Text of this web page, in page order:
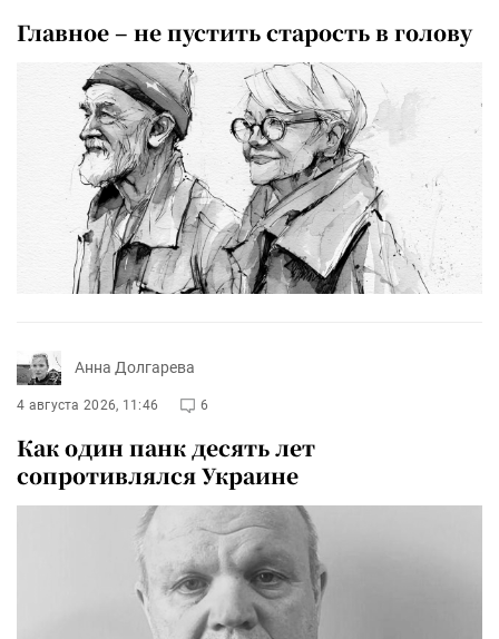
Главное – не пустить старость в голову
Анна Долгарева
4 августа 2026, 11:46 6
Как один панк десять лет
сопротивлялся Украине